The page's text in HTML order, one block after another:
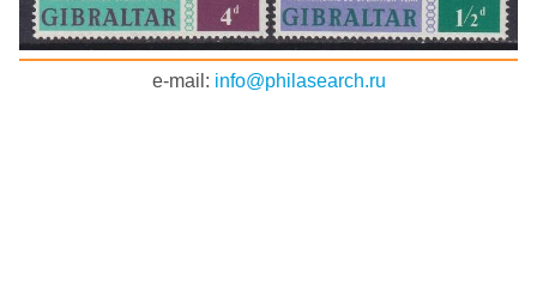
e-mail: info@philasearch.ru